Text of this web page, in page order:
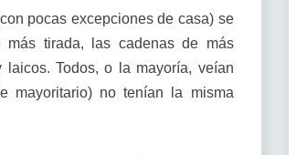
pocas excepciones de casa) se
tirada, las cadenas de más
laicos. Todos, o la mayoría, veían
mayoritario) no tenían la misma